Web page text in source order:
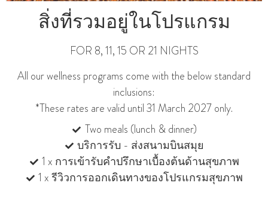
สิ่งที่รวมอยู่ในโปรแกรม
FOR 8, 11, 15 OR 21 NIGHTS
All our wellness programs come with the below standard
inclusions:
*These rates are valid until 31 March 2027 only.
Two meals (lunch & dinner)
บริการรับ - ส่งสนามบินสมุย
1 x การเข้ารับคำปรึกษาเบื้องต้นด้านสุขภาพ
1 x รีวิวการออกเดินทางของโปรแกรมสุขภาพ